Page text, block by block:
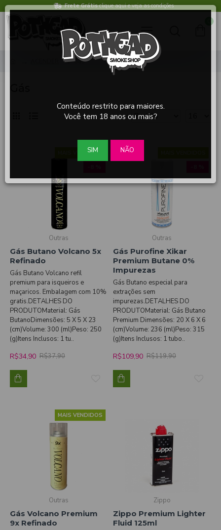
Frete Grátisclique aqui e veja as condições
Gás
MAIS VENDIDOS
Outras
Gás Butano Volcano 5x
Refinado
Gás Butano Volcano refil
premium para isqueiros e
maçaricos. Embalagem com 10%
gratis.DETALHES DO
PRODUTOMaterial: Gás
ButanoDimensões: 5 X 5 X 23
(cm)Volume: 300 (ml)Peso: 250
(g)Itens Inclusos: 1 tu..
R$34,90 R$37,90
Outras
Gás Purofine Xikar
Premium Butane 0%
Impurezas
Gás Butano especial para
extrações sem
impurezas.DETALHES DO
PRODUTOMaterial: Gás Butano
Premium Dimensões: 20 X 6 X 6
(cm)Volume: 236 (ml)Peso: 315
(g)Itens Inclusos: 1 tubo..
R$109,90 R$119,90
MAIS VENDIDOS
Outras
Gás Volcano Premium
9x Refinado
Zippo
Zippo Premium Lighter
Fluid 125ml
Conteúdo restrito para maiores.
Você tem 18 anos ou mais?
SIM NÃO